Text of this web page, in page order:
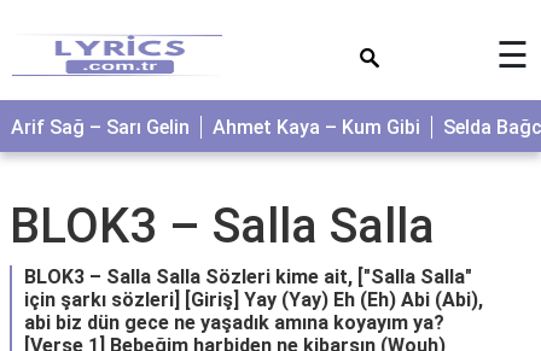
☰
Arif Sağ – Sarı Gelin Ahmet Kaya – Kum Gibi Selda
BLOK3 – Salla Salla
BLOK3 – Salla Salla Sözleri kime ait, ["Salla Salla"
için şarkı sözleri] [Giriş] Yay (Yay) Eh (Eh) Abi (Abi),
abi biz dün gece ne yaşadık amına koyayım ya?
[Verse 1] Bebeğim harbiden ne kibarsın (Wouh)